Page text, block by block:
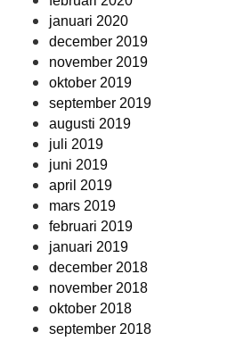
januari 2020
december 2019
november 2019
oktober 2019
september 2019
augusti 2019
juli 2019
juni 2019
april 2019
mars 2019
februari 2019
januari 2019
december 2018
november 2018
oktober 2018
september 2018